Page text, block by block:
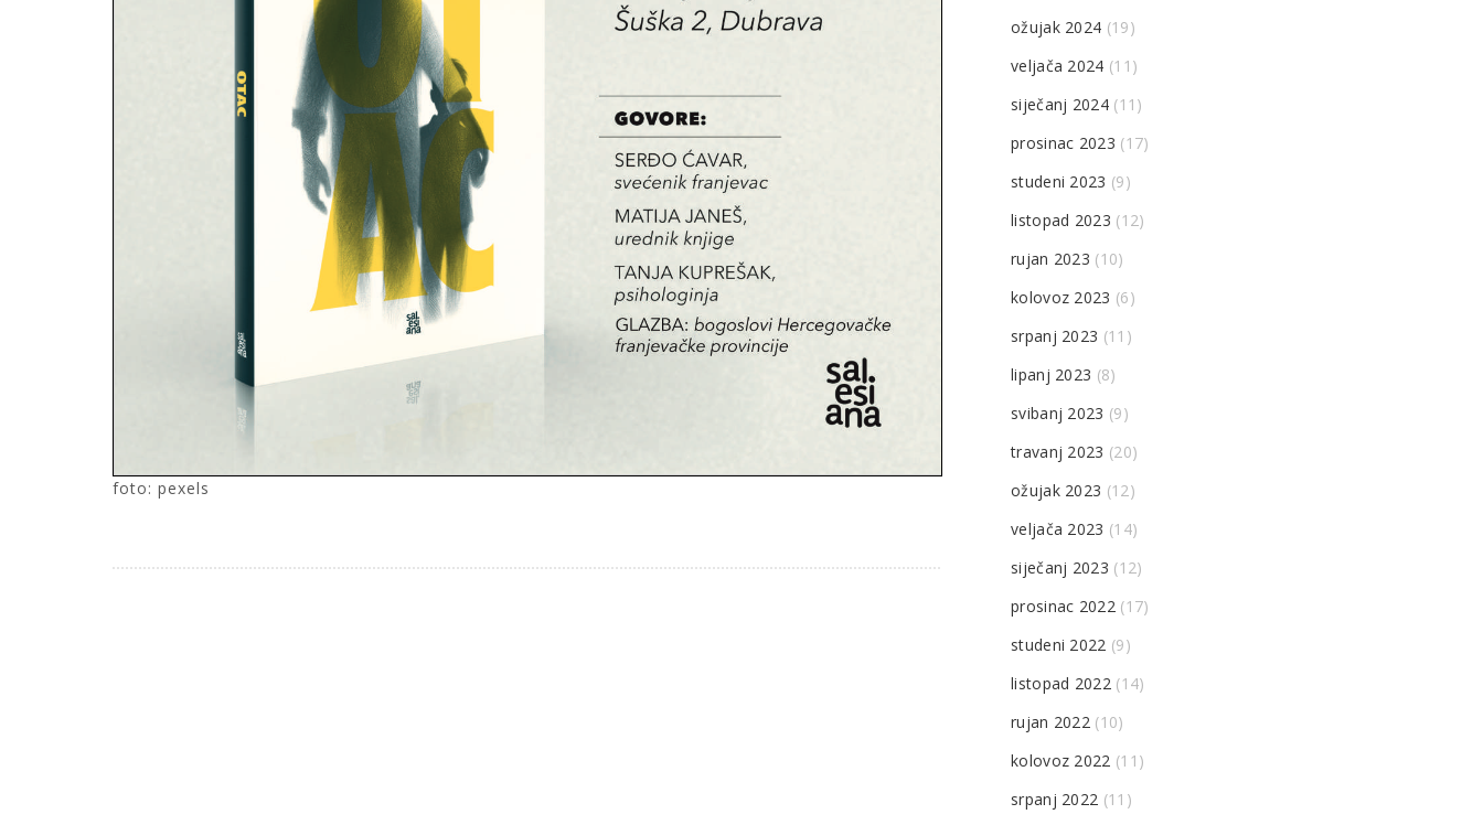
foto: pexels
ožujak 2024 (19)
veljača 2024 (11)
siječanj 2024(11)
prosinac 2023 (17)
studeni 2023 (9)
listopad 2023 (12)
rujan 2023 (10)
kolovoz 2023 (6)
srpanj 2023 (11)
lipanj 2023 (8)
svibanj 2023 (9)
travanj 2023 (20)
ožujak 2023 (12)
veljača 2023 (14)
siječanj 2023 (12)
prosinac 2022 (17)
studeni 2022 (9)
listopad 2022 (14)
rujan 2022 (10)
kolovoz 2022 (11)
srpanj 2022 (11)